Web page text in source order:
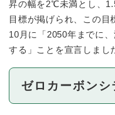
昇の幅を2℃未満とし、
目標が掲げられ、この目
10月に「2050年までに
する」ことを宣言しまし
ゼロカーボンシ